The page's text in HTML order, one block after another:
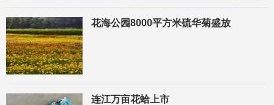
花海公园8000平方米硫华菊盛放
连江万亩花蛤上市